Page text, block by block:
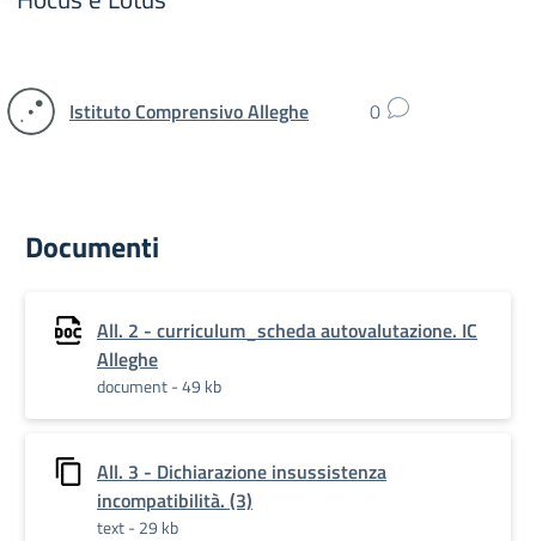
Istituto Comprensivo Alleghe 0
Documenti
All. 2 - curriculum_scheda autovalutazione. IC
Alleghe
document - 49 kb
All. 3 - Dichiarazione insussistenza
incompatibilità. (3)
text - 29 kb